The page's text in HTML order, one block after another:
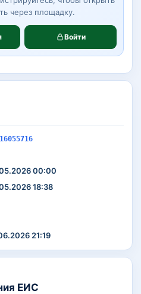
через площадку.
Войти
00:00
18:38
21:19
ЕИС